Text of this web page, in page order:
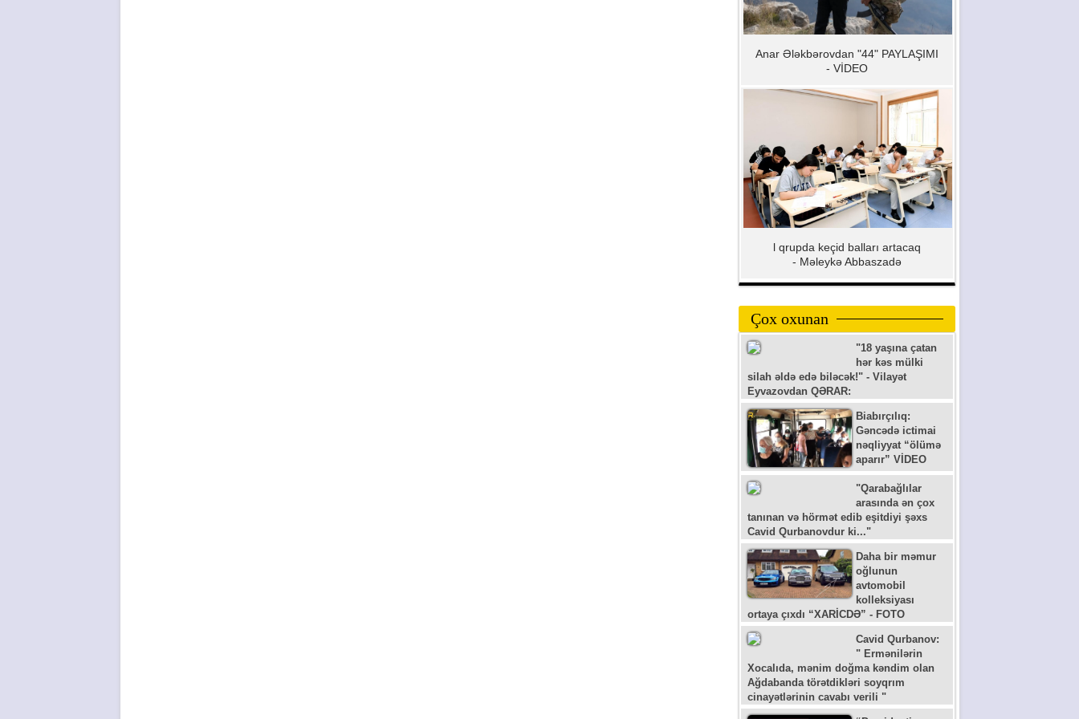
Anar Ələkbərovdan "44" PAYLAŞIMI
- VİDEO
l qrupda keçid balları artacaq
- Məleykə Abbaszadə
Çox oxunan
"18 yaşına çatan
hər kəs mülki
silah əldə edə biləcək!" - Vilayət
Eyvazovdan QƏRAR:
Biabırçılıq:
Gəncədə ictimai
nəqliyyat “ölümə
aparır” VİDEO
"Qarabağlılar
arasında ən çox
tanınan və hörmət edib eşitdiyi şəxs
Cavid Qurbanovdur ki..."
Daha bir məmur
oğlunun
avtomobil
kolleksiyası
ortaya çıxdı “XARİCDƏ” - FOTO
Cavid Qurbanov:
" Ermənilərin
Xocalıda, mənim doğma kəndim olan
Ağdabanda törətdikləri soyqrım
cinayətlərinin cavabı verili "